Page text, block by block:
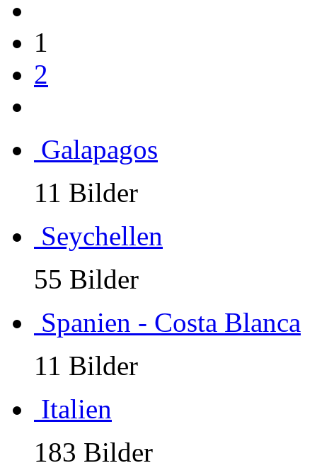
1
2
Galapagos
11 Bilder
Seychellen
55 Bilder
Spanien - Costa Blanca
11 Bilder
Italien
183 Bilder